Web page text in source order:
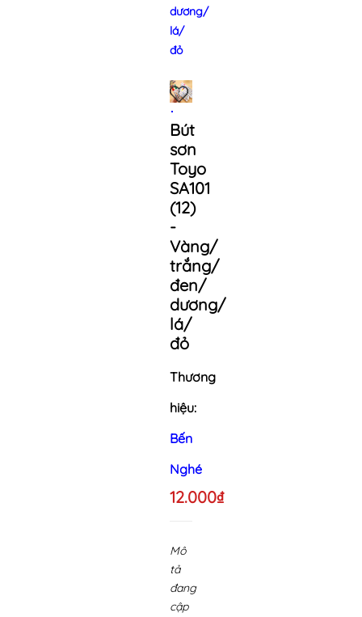
dương/
lá/
đỏ
Bút
sơn
Toyo
SA101
(12)
-
Vàng/
trắng/
đen/
dương/
lá/
đỏ
Thương
hiệu:
Bến
Nghé
12.000₫
Mô
tả
đang
cập